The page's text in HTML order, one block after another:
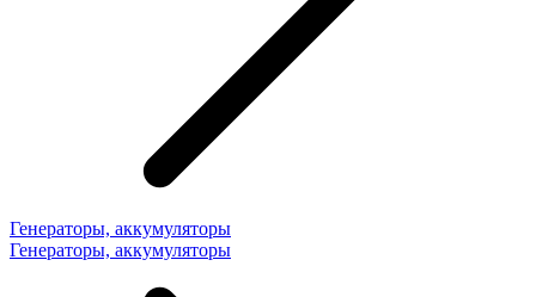
Генераторы, аккумуляторы
Генераторы, аккумуляторы